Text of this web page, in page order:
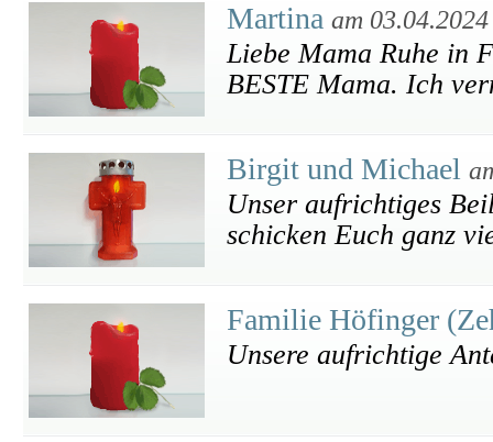
Martina am 03.04.2024
Liebe Mama Ruhe in
BESTE Mama. Ich
Birgit und Michael
Unser aufrichtiges
schicken Euch ganz
Familie Höfinger
Unsere aufrichtige